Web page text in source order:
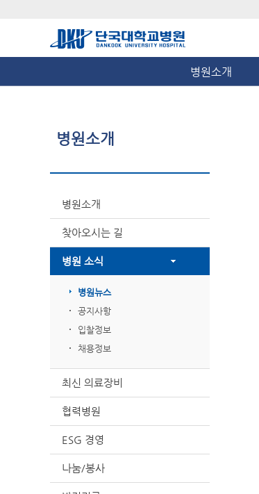
병원소개
병원소개
병원소개
찾아오시는 길
병원 소식
병원뉴스
공지사항
입찰정보
채용정보
최신 의료장비
협력병원
ESG 경영
나눔/봉사